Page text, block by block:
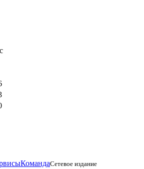
КомандаСетевое издание